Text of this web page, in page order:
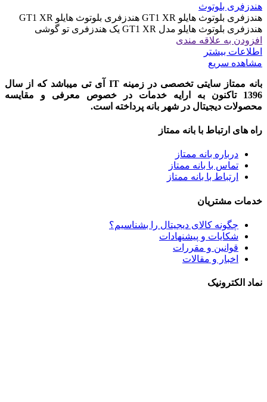
هندزفری بلوتوث
هندزفری بلوتوث هایلو GT1 XR هندزفری بلوتوث هایلو GT1 XR
هندزفری بلوتوث هایلو مدل GT1 XR یک هندزفری تو گوشی
افزودن به علاقه مندی
اطلاعات بیشتر
مشاهده سریع
بانه ممتاز سایتی تخصصی در زمینه IT آی تی میباشد که از سال
1396 تاکنون به ارایه خدمات در خصوص معرفی و مقایسه
محصولات دیجیتال در شهر بانه پرداخته است.
راه های ارتباط با بانه ممتاز
درباره بانه ممتاز
تماس با بانه ممتاز
ارتباط با بانه ممتاز
خدمات مشتریان
چگونه کالای دیجیتال را بشناسیم؟
شکایات و پیشنهادات
قوانین و مقررات
اخبار و مقالات
نماد الکترونیک